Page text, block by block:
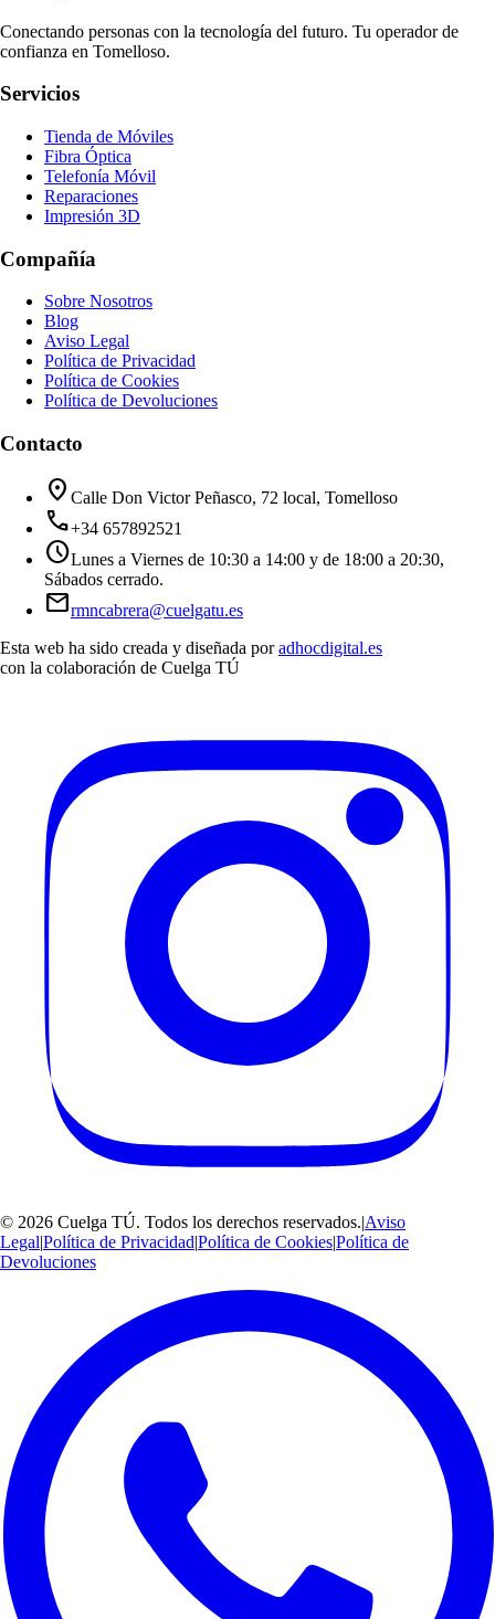
Conectando personas con la tecnología del futuro. Tu operador de
confianza en Tomelloso.
Servicios
Tienda de Móviles
Fibra Óptica
Telefonía Móvil
Reparaciones
Impresión 3D
Compañía
Sobre Nosotros
Blog
Aviso Legal
Política de Privacidad
Política de Cookies
Política de Devoluciones
Contacto
location_on Calle Don Victor Peñasco, 72 local, Tomelloso
call+34 657892521
scheduleLunes a Viernes de 10:30 a 14:00 y de 18:00 a 20:30,
Sábados cerrado.
mailrmncabrera@cuelgatu.es
Esta web ha sido creada y diseñada por adhocdigital.es
con la colaboración de Cuelga TÚ
© 2026 Cuelga TÚ. Todos los derechos reservados.|Aviso
Legal|Política de Privacidad|Política de Cookies|Política de
Devoluciones